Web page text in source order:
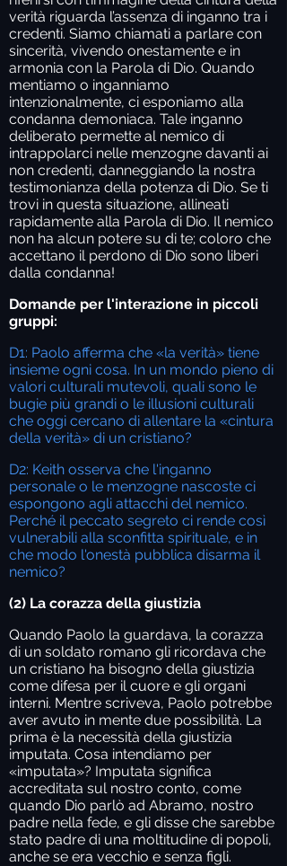
verità riguarda l’assenza di inganno tra i
credenti. Siamo chiamati a parlare con
sincerità, vivendo onestamente e in
armonia con la Parola di Dio. Quando
mentiamo o inganniamo
intenzionalmente, ci esponiamo alla
condanna demoniaca. Tale inganno
deliberato permette al nemico di
intrappolarci nelle menzogne davanti ai
non credenti, danneggiando la nostra
testimonianza della potenza di Dio. Se ti
trovi in questa situazione, allineati
rapidamente alla Parola di Dio. Il nemico
non ha alcun potere su di te; coloro che
accettano il perdono di Dio sono liberi
dalla condanna!
Domande per l'interazione in piccoli
gruppi:
D1: Paolo afferma che «la verità» tiene
insieme ogni cosa. In un mondo pieno di
valori culturali mutevoli, quali sono le
bugie più grandi o le illusioni culturali
che oggi cercano di allentare la «cintura
della verità» di un cristiano?
D2: Keith osserva che l'inganno
personale o le menzogne nascoste ci
espongono agli attacchi del nemico.
Perché il peccato segreto ci rende così
vulnerabili alla sconfitta spirituale, e in
che modo l'onestà pubblica disarma il
nemico?
(2) La corazza della giustizia
Quando Paolo la guardava, la corazza
di un soldato romano gli ricordava che
un cristiano ha bisogno della giustizia
come difesa per il cuore e gli organi
interni. Mentre scriveva, Paolo potrebbe
aver avuto in mente due possibilità. La
prima è la necessità della giustizia
imputata. Cosa intendiamo per
«imputata»? Imputata significa
accreditata sul nostro conto, come
quando Dio parlò ad Abramo, nostro
padre nella fede, e gli disse che sarebbe
stato padre di una moltitudine di popoli,
anche se era vecchio e senza figli.